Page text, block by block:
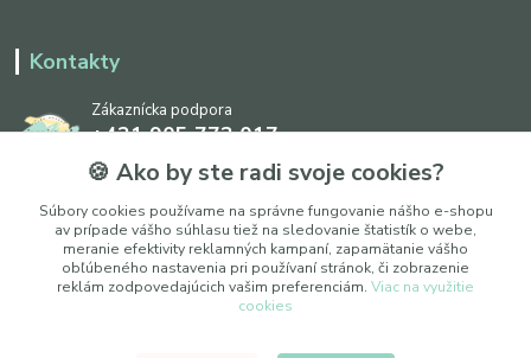
Kontakty
Zákaznícka podpora
+421 905 773 017
(Po-Pia, 8:30 - 17:00, So: 9:00 - 12:00)
info@ipapier.sk
🍪 Ako by ste radi svoje cookies?
Súbory cookies používame na správne fungovanie nášho e-shopu
av prípade vášho súhlasu tiež na sledovanie štatistík o webe,
meranie efektivity reklamných kampaní, zapamätanie vášho
obľúbeného nastavenia pri používaní stránok, či zobrazenie
reklám zodpovedajúcich vašim preferenciám. Viac na využitie
cookies